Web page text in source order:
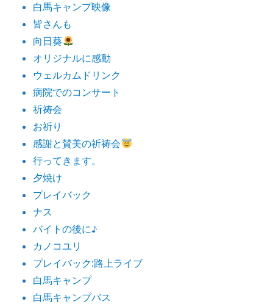
白馬キャンプ映像
皆さんも
向日葵
オリジナルに感動
ウェルカムドリンク
病院でのコンサート
祈祷会
お祈り
感謝と賛美の祈祷会
行ってきます。
夕焼け
プレイバック
ナス
バイトの後に♪
カノコユリ
プレイバック:路上ライブ
白馬キャンプ
白馬キャンプバス